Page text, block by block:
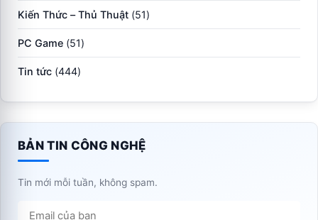
Kiến Thức – Thủ Thuật (51)
PC Game (51)
Tin tức (444)
BẢN TIN CÔNG NGHỆ
Tin mới mỗi tuần, không spam.